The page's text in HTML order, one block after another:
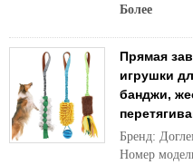
Более
Прямая
игрушки
банджи,
Бренд:
Номер